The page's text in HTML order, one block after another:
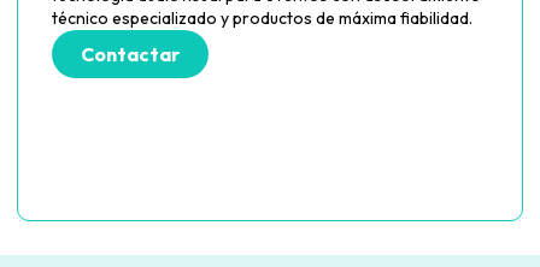
técnico especializado y productos de máxima fiabilidad.
Contactar